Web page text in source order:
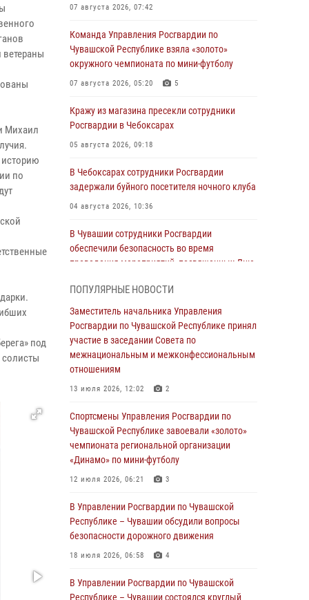
Михаил
историю
по
под
07 августа 2026, 07:42
Команда Управления Росгвардии по
Чувашской Республике взяла «золото»
окружного чемпионата по мини-футболу
07 августа 2026, 05:20 5
Кражу из магазина пресекли сотрудники
Росгвардии в Чебоксарах
05 августа 2026, 09:18
В Чебоксарах сотрудники Росгвардии
задержали буйного посетителя ночного клуба
04 августа 2026, 10:36
В Чувашии сотрудники Росгвардии
обеспечили безопасность во время
проведения мероприятий, посвященных Дню
В июле сотрудники вневедомственной
охраны Росгвардии задержали более 200
граждан, подозреваемых в совершении
правонарушений
03 августа 2026, 08:20
В Росгвардии вспоминают российских
воинов, погибших в Первой мировой войне
1914-1918 годов
01 августа 2026, 07:19
подозреваемого в причинении тяжкого вреда
здоровью
01 августа 2026, 06:12
национальной гвардии Российской
Федерации
ПОПУЛЯРНЫЕ НОВОСТИ
Заместитель начальника Управления
Росгвардии по Чувашской Республике принял
участие в заседании Совета по
межнациональным и межконфессиональным
отношениям
13 июля 2026, 12:02 2
Спортсмены Управления Росгвардии по
Чувашской Республике завоевали «золото»
чемпионата региональной организации
«Динамо» по мини-футболу
12 июля 2026, 06:21 3
В Управлении Росгвардии по Чувашской
Республике – Чувашии обсудили вопросы
безопасности дорожного движения
18 июля 2026, 06:58 4
В Управлении Росгвардии по Чувашской
Республике – Чувашии состоялся круглый